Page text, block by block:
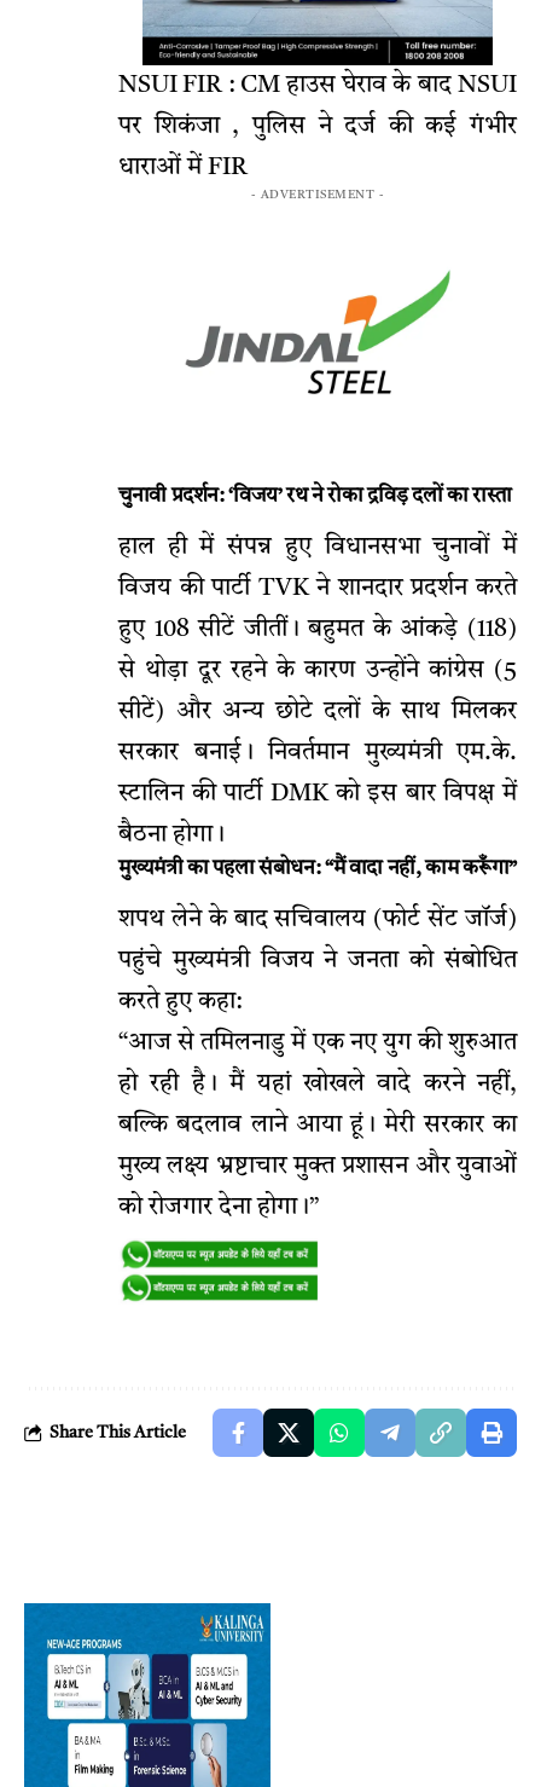
NSUI FIR : CM हाउस घेराव के बाद NSUI
पर शिकंजा , पुलिस ने दर्ज की कई गंभीर
धाराओं में FIR
- ADVERTISEMENT -
चुनावी प्रदर्शन: ‘विजय’ रथ ने रोका द्रविड़ दलों का रास्ता
हाल ही में संपन्न हुए विधानसभा चुनावों में
विजय की पार्टी TVK ने शानदार प्रदर्शन करते
हुए 108 सीटें जीतीं। बहुमत के आंकड़े (118)
से थोड़ा दूर रहने के कारण उन्होंने कांग्रेस (5
सीटें) और अन्य छोटे दलों के साथ मिलकर
सरकार बनाई। निवर्तमान मुख्यमंत्री एम.के.
स्टालिन की पार्टी DMK को इस बार विपक्ष में
बैठना होगा।
मुख्यमंत्री का पहला संबोधन: “मैं वादा नहीं, काम करूँगा”
शपथ लेने के बाद सचिवालय (फोर्ट सेंट जॉर्ज)
पहुंचे मुख्यमंत्री विजय ने जनता को संबोधित
करते हुए कहा:
“आज से तमिलनाडु में एक नए युग की शुरुआत
हो रही है। मैं यहां खोखले वादे करने नहीं,
बल्कि बदलाव लाने आया हूं। मेरी सरकार का
मुख्य लक्ष्य भ्रष्टाचार मुक्त प्रशासन और युवाओं
को रोजगार देना होगा।”
Share This Article